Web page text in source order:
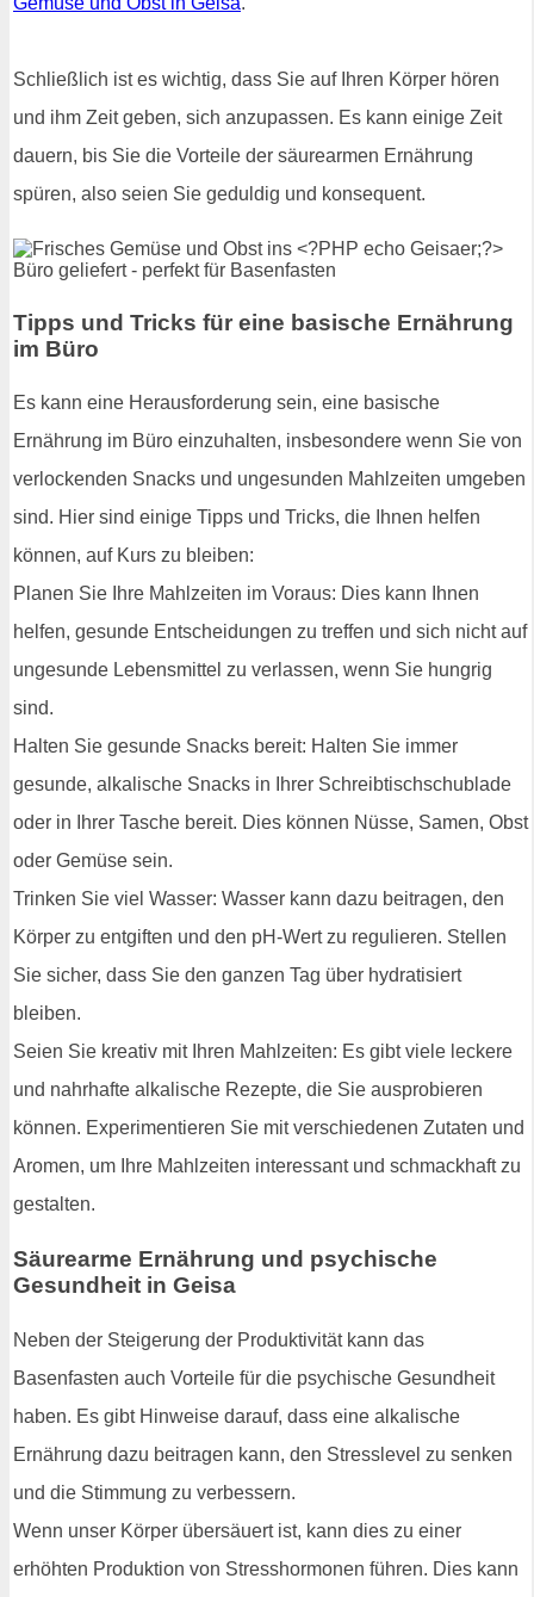
Schließlich ist es wichtig, dass Sie auf Ihren Körper hören
und ihm Zeit geben, sich anzupassen. Es kann einige Zeit
dauern, bis Sie die Vorteile der säurearmen Ernährung
spüren, also seien Sie geduldig und konsequent.
Tipps und Tricks für eine basische Ernährung
im Büro
Es kann eine Herausforderung sein, eine basische
Ernährung im Büro einzuhalten, insbesondere wenn Sie von
verlockenden Snacks und ungesunden Mahlzeiten umgeben
sind. Hier sind einige Tipps und Tricks, die Ihnen helfen
können, auf Kurs zu bleiben:
Planen Sie Ihre Mahlzeiten im Voraus: Dies kann Ihnen
helfen, gesunde Entscheidungen zu treffen und sich nicht auf
ungesunde Lebensmittel zu verlassen, wenn Sie hungrig
sind.
Halten Sie gesunde Snacks bereit: Halten Sie immer
gesunde, alkalische Snacks in Ihrer Schreibtischschublade
oder in Ihrer Tasche bereit. Dies können Nüsse, Samen, Obst
oder Gemüse sein.
Trinken Sie viel Wasser: Wasser kann dazu beitragen, den
Körper zu entgiften und den pH-Wert zu regulieren. Stellen
Sie sicher, dass Sie den ganzen Tag über hydratisiert
bleiben.
Seien Sie kreativ mit Ihren Mahlzeiten: Es gibt viele leckere
und nahrhafte alkalische Rezepte, die Sie ausprobieren
können. Experimentieren Sie mit verschiedenen Zutaten und
Aromen, um Ihre Mahlzeiten interessant und schmackhaft zu
gestalten.
Säurearme Ernährung und psychische
Gesundheit in Geisa
Neben der Steigerung der Produktivität kann das
Basenfasten auch Vorteile für die psychische Gesundheit
haben. Es gibt Hinweise darauf, dass eine alkalische
Ernährung dazu beitragen kann, den Stresslevel zu senken
und die Stimmung zu verbessern.
Wenn unser Körper übersäuert ist, kann dies zu einer
erhöhten Produktion von Stresshormonen führen. Dies kann